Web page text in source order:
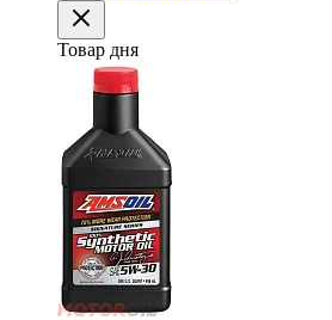
Товар дня